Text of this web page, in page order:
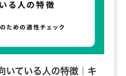
いている人の特徴｜キ